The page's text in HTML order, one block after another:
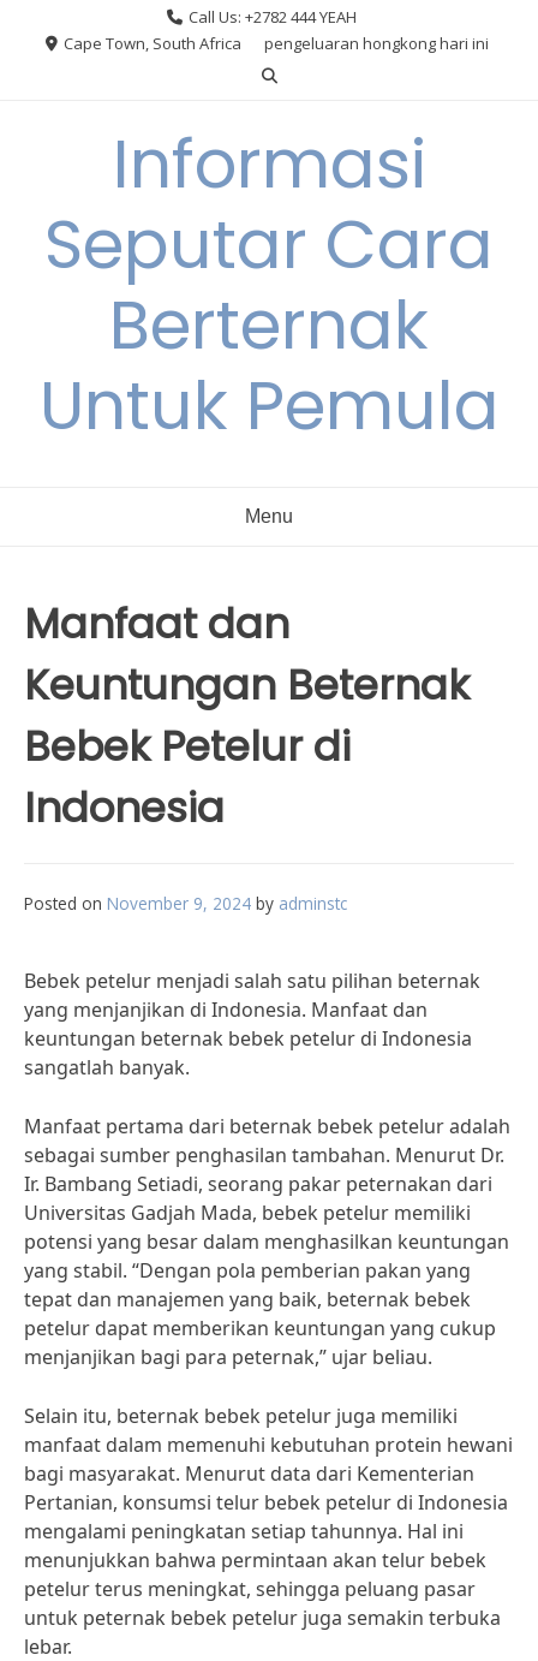
Call Us: +2782 444 YEAH
Cape Town, South Africa
pengeluaran hongkong hari ini
Informasi
Seputar Cara
Berternak
Untuk Pemula
Menu
Manfaat dan
Keuntungan Beternak
Bebek Petelur di
Indonesia
Posted on November 9, 2024 by adminstc
Bebek petelur menjadi salah satu pilihan beternak
yang menjanjikan di Indonesia. Manfaat dan
keuntungan beternak bebek petelur di Indonesia
sangatlah banyak.
Manfaat pertama dari beternak bebek petelur adalah
sebagai sumber penghasilan tambahan. Menurut Dr.
Ir. Bambang Setiadi, seorang pakar peternakan dari
Universitas Gadjah Mada, bebek petelur memiliki
potensi yang besar dalam menghasilkan keuntungan
yang stabil. “Dengan pola pemberian pakan yang
tepat dan manajemen yang baik, beternak bebek
petelur dapat memberikan keuntungan yang cukup
menjanjikan bagi para peternak,” ujar beliau.
Selain itu, beternak bebek petelur juga memiliki
manfaat dalam memenuhi kebutuhan protein hewani
bagi masyarakat. Menurut data dari Kementerian
Pertanian, konsumsi telur bebek petelur di Indonesia
mengalami peningkatan setiap tahunnya. Hal ini
menunjukkan bahwa permintaan akan telur bebek
petelur terus meningkat, sehingga peluang pasar
untuk peternak bebek petelur juga semakin terbuka
lebar.